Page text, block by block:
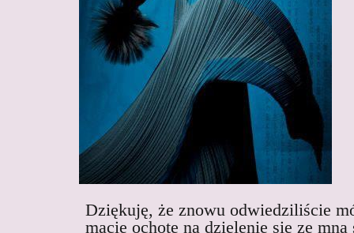
Dziękuję, że znowu odwiedziliście
macie ochotę na dzielenie się ze